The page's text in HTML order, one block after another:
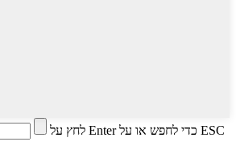
לחץ על Enter כדי לחפש או על ESC